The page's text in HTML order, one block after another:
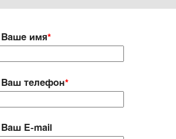
Ваше имя*
Ваш телефон*
Ваш E-mail